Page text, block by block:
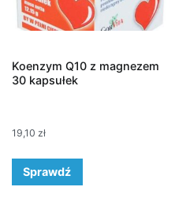
Koenzym Q10 z magnezem
30 kapsułek
19,10 zł
Sprawdź